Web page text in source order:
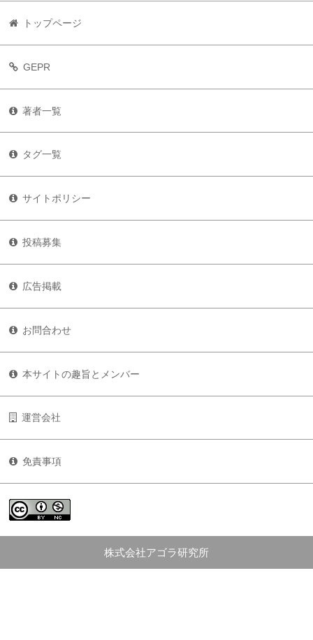
トップページ
GEPR
著者一覧
タグ一覧
サイトポリシー
投稿募集
広告掲載
お問合わせ
本サイトの趣旨とメンバー
運営会社
免責事項
株式会社アゴラ研究所